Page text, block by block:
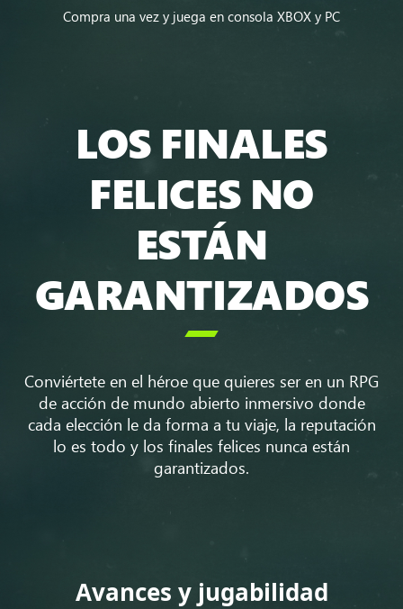
Compra una vez y juega en consola XBOX y PC
LOS FINALES
FELICES NO
ESTÁN
GARANTIZADOS

Conviértete en el héroe que quieres ser en un RPG
de acción de mundo abierto inmersivo donde
cada elección le da forma a tu viaje, la reputación
lo es todo y los finales felices nunca están
garantizados.
Avances y jugabilidad